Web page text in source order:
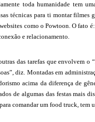
toda humanidade tem
técnicas para ti montar
como o Powtoon. O fato
e relacionamento.
das tarefas que envolvem o
diz. Montadas em
acima da diferença de
de algumas das festas mais
comandar um food truck, tem